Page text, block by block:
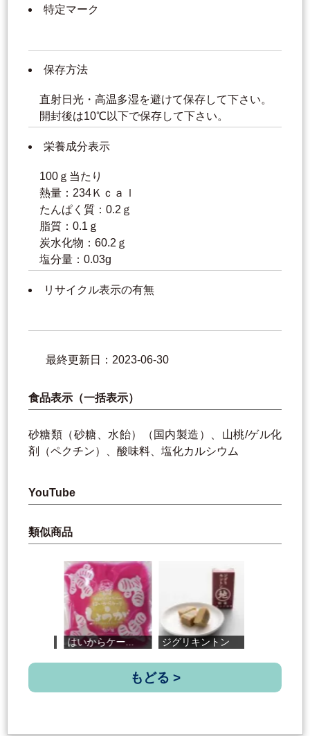
特定マーク
保存方法
直射日光・高温多湿を避けて保存して下さい。
開封後は10℃以下で保存して下さい。
栄養成分表示
100ｇ当たり
熱量：234Ｋｃａｌ
たんぱく質：0.2ｇ
脂質：0.1ｇ
炭水化物：60.2ｇ
塩分量：0.03g
リサイクル表示の有無
最終更新日：2023-06-30
食品表示（一括表示）
砂糖類（砂糖、水飴）（国内製造）、山桃/ゲル化
剤（ペクチン）、酸味料、塩化カルシウム
YouTube
類似商品
はいからケー... ジグリキントン 沢渡茶パウン...
もどる >